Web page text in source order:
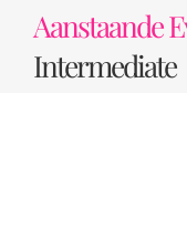
inhoud
Aanstaande
Intermediate